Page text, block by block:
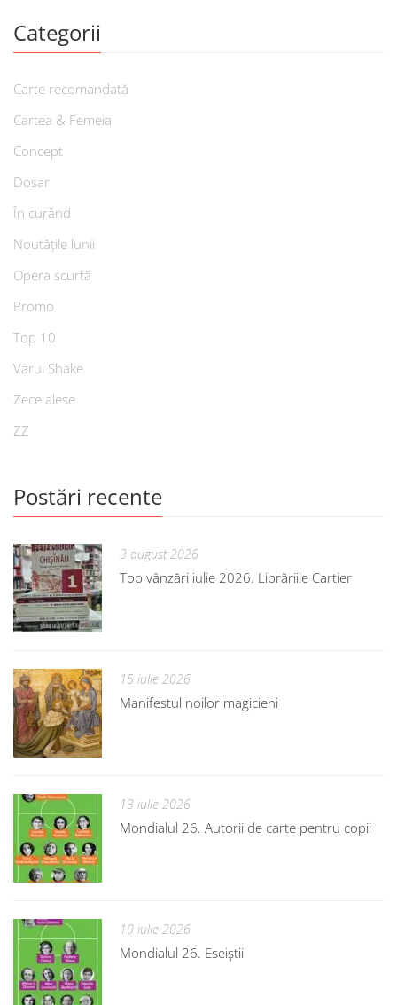
Categorii
Carte recomandată
Cartea & Femeia
Concept
Dosar
În curând
Noutățile lunii
Opera scurtă
Promo
Top 10
Vărul Shake
Zece alese
ZZ
Postări recente
3 august 2026
Top vânzări iulie 2026. Librăriile Cartier
15 iulie 2026
Manifestul noilor magicieni
13 iulie 2026
Mondialul 26. Autorii de carte pentru copii
10 iulie 2026
Mondialul 26. Eseiștii